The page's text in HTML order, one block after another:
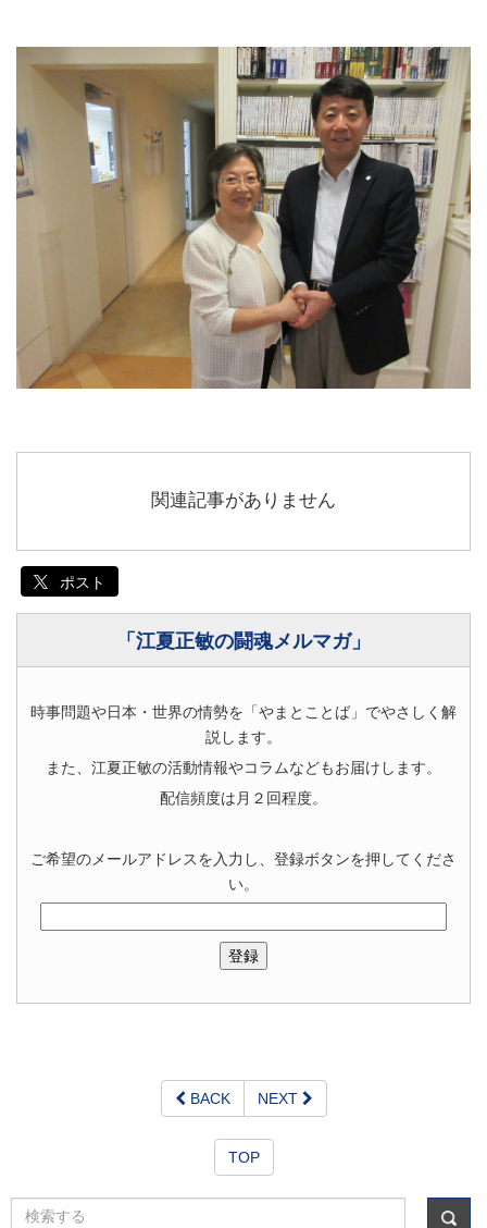
関連記事がありません
ポスト
「江夏正敏の闘魂メルマガ」
時事問題や日本・世界の情勢を「やまとことば」でやさしく解
説します。
また、江夏正敏の活動情報やコラムなどもお届けします。
配信頻度は月２回程度。
ご希望のメールアドレスを入力し、登録ボタンを押してくださ
い。
BACK NEXT
TOP